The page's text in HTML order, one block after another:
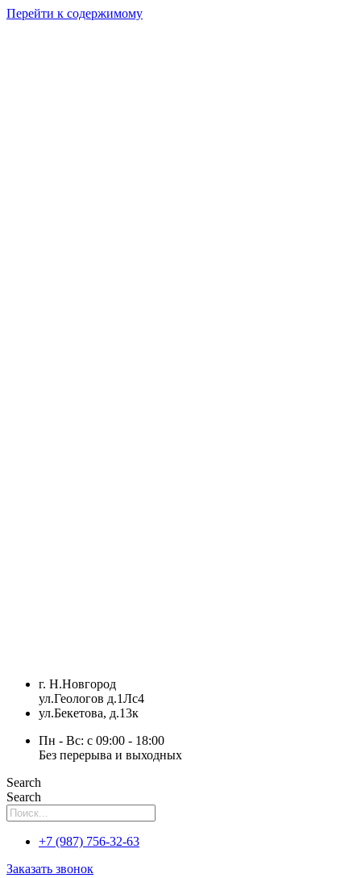
Перейти к содержимому
г. Н.Новгород
ул.Геологов д.1Лс4
ул.Бекетова, д.13к
Пн - Вс: с 09:00 - 18:00
Без перерыва и выходных
Search
Search
+7 (987) 756-32-63
Заказать звонок